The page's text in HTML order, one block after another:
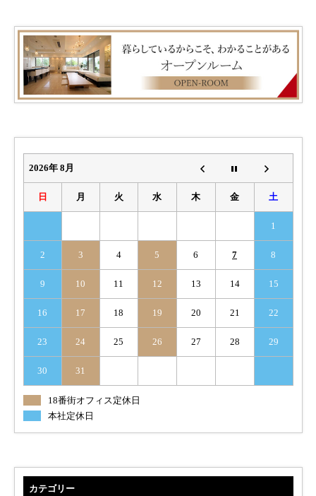
2026年 8月
日 月 火 水 木 金 土
1
2 3 4 5 6 7 8
9 10 11 12 13 14 15
16 17 18 19 20 21 22
23 24 25 26 27 28 29
30 31
18番街オフィス定休日
本社定休日
カテゴリー